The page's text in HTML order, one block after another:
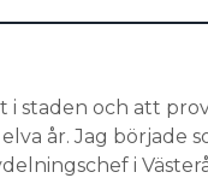
i staden och att
år. Jag började
i